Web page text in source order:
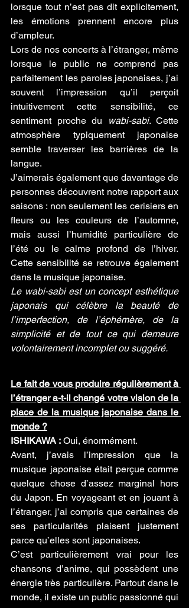
lorsque tout n’est pas dit explicitement,
les émotions prennent encore plus
d’ampleur.
Lors de nos concerts à l’étranger, même
lorsque le public ne comprend pas
parfaitement les paroles japonaises, j’ai
souvent l’impression qu’il perçoit
intuitivement cette sensibilité, ce
sentiment proche du
wabi-sabi. Cette
atmosphère typiquement japonaise
semble traverser les barrières de la
langue.
J’aimerais également que davantage de
personnes découvrent notre rapport aux
saisons : non seulement les cerisiers en
fleurs ou les couleurs de l’automne,
mais aussi l’humidité particulière de
l’été ou le calme profond de l’hiver.
Cette sensibilité se retrouve également
dans la musique japonaise.
Le wabi-sabi est un concept esthétique
japonais qui célèbre la beauté de
l’imperfection, de l’éphémère, de la
simplicité et de tout ce qui demeure
volontairement incomplet ou suggéré.
Le fait de vous produire régulièrement à
l’étranger a-t-il changé votre vision de la
place de la musique japonaise dans le
monde ?
ISHIKAWA : Oui, énormément.
Avant, j’avais l’impression que la
musique japonaise était perçue comme
quelque chose d’assez marginal hors
du Japon. En voyageant et en jouant à
l’étranger, j’ai compris que certaines de
ses particularités plaisent justement
parce qu’elles sont japonaises.
C’est particulièrement vrai pour les
chansons d’anime, qui possèdent une
énergie très particulière. Partout dans le
monde, il existe un public passionné qui